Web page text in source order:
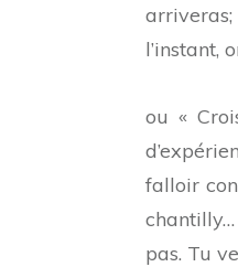
l’instant,
ou «
falloir
chantilly…
pas. Tu